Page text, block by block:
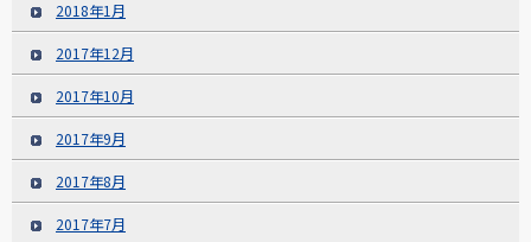
2018年1月
2017年12月
2017年10月
2017年9月
2017年8月
2017年7月